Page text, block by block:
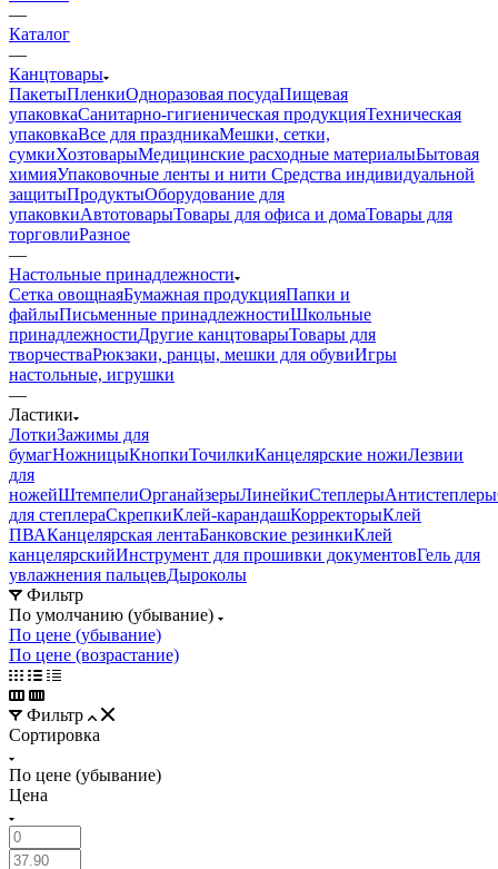
—
Каталог
—
Канцтовары
ПакетыПленкиОдноразовая посудаПищевая
упаковкаСанитарно-гигиеническая продукцияТехническая
упаковкаВсе для праздникаМешки, сетки,
сумкиХозтоварыМедицинские расходные материалыБытовая
химияУпаковочные ленты и нити Средства индивидуальной
защитыПродуктыОборудование для
упаковкиАвтотоварыТовары для офиса и домаТовары для
торговлиРазное
—
Настольные принадлежности
Сетка овощнаяБумажная продукцияПапки и
файлыПисьменные принадлежностиШкольные
принадлежностиДругие канцтоварыТовары для
творчестваРюкзаки, ранцы, мешки для обувиИгры
настольные, игрушки
—
Ластики
ЛоткиЗажимы для
бумагНожницыКнопкиТочилкиКанцелярские ножиЛезвии
для
ножейШтемпелиОрганайзерыЛинейкиСтеплерыАнтистеплеры
для степлераСкрепкиКлей-карандашКорректорыКлей
ПВАКанцелярская лентаБанковские резинкиКлей
канцелярскийИнструмент для прошивки документовГель для
увлажнения пальцевДыроколы
Фильтр
По умолчанию (убывание)
По цене (убывание)
По цене (возрастание)
Фильтр
Сортировка
По цене (убывание)
Цена